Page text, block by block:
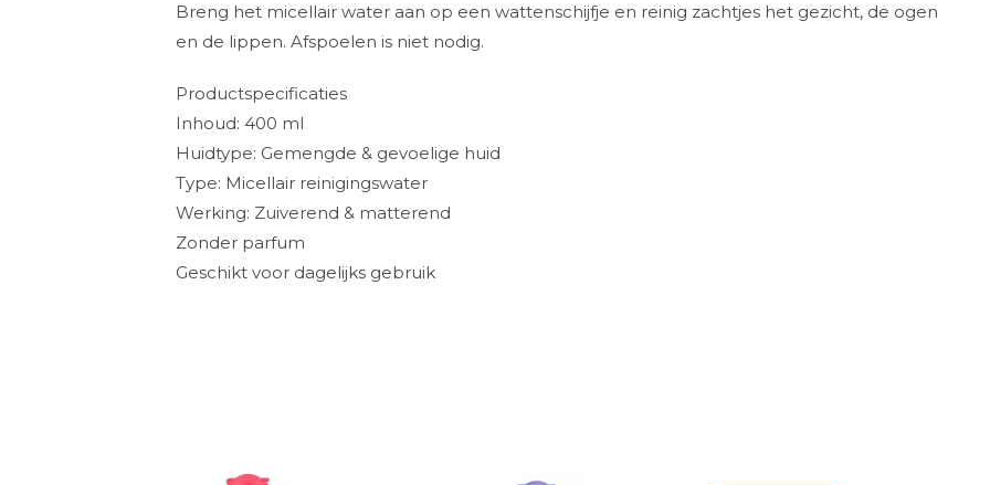
Breng het micellair water aan op een wattenschijfje en reinig zachtjes het gezicht, de ogen
en de lippen. Afspoelen is niet nodig.
Productspecificaties
Inhoud: 400 ml
Huidtype: Gemengde & gevoelige huid
Type: Micellair reinigingswater
Werking: Zuiverend & matterend
Zonder parfum
Geschikt voor dagelijks gebruik